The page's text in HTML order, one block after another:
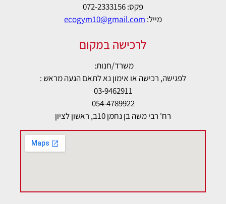
פקס: 072-2333156
מייל: ecogym10@gmail.com
לרכישה במקום
משרד/חנות:
לפגישה, רכישה או אימון נא לתאם הגעה מראש :
03-9462911
054-4789922
רח' רבי משה בן נחמן 10ב, ראשון לציון